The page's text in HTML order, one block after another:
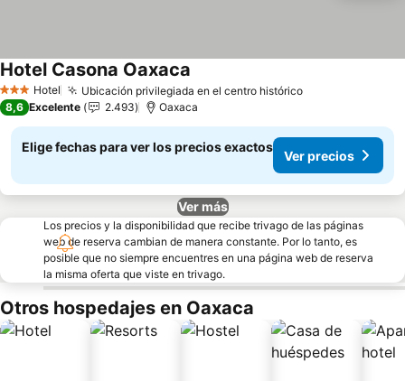
3 Estrellas
Hotel Ubicación privilegiada en el centro histórico
Hotel Casona Oaxaca
8,6 Excelente 2.493 Oaxaca
Elige fechas para ver los precios exactos
Ver precios
Ver más
Los precios y la disponibilidad que recibe trivago de las páginas
web de reserva cambian de manera constante. Por lo tanto, es
posible que no siempre encuentres en una página web de reserva
la misma oferta que viste en trivago.
Otros hospedajes en Oaxaca